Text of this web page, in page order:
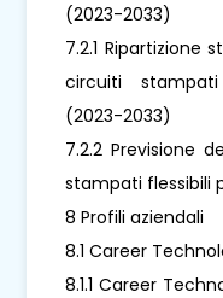
(2023-2033)
7.2.1 Ripartizione
circuiti
(2023-2033)
7.2.2 Previsione
stampati flessibili
8 Profili aziendali
8.1 Career
8.1.1 Career